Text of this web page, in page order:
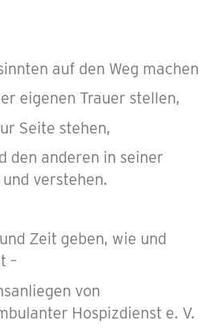
auf den Weg machen,
eigenen Trauer stellen,
Seite stehen,
den anderen in seiner
und verstehen.
Zeit geben, wie und
–
von
Hospizdienst e. V.